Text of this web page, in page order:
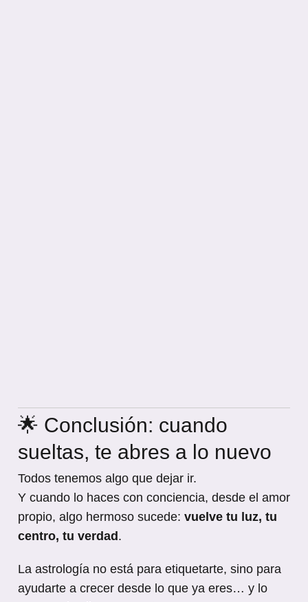
🌟 Conclusión: cuando
sueltas, te abres a lo nuevo
Todos tenemos algo que dejar ir.
Y cuando lo haces con conciencia, desde el amor
propio, algo hermoso sucede: vuelve tu luz, tu
centro, tu verdad.
La astrología no está para etiquetarte, sino para
ayudarte a crecer desde lo que ya eres… y lo